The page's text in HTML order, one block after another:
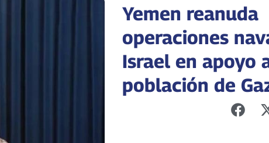
Yemen reanuda
operaciones
Israel en apoyo
población de